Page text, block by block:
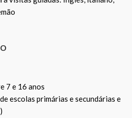
7 e 16 anos
escolas primárias e secundárias e